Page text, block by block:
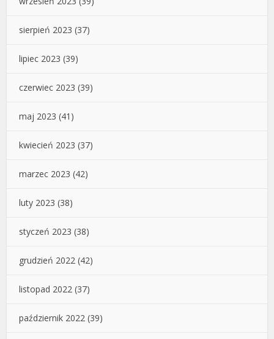
sierpień 2023 (37)
lipiec 2023 (39)
czerwiec 2023 (39)
maj 2023 (41)
kwiecień 2023 (37)
marzec 2023 (42)
luty 2023 (38)
styczeń 2023 (38)
grudzień 2022 (42)
listopad 2022 (37)
październik 2022 (39)